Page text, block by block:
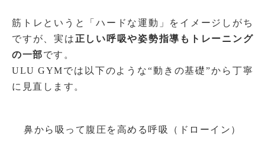
筋トレというと「ハードな運動」をイメージしがち
ですが、実は 正しい呼吸や姿勢指導もトレーニング
の一部です。
ULU GYMでは以下のような“動きの基礎”から丁寧
に見直します。
鼻から吸って腹圧を高める呼吸（ドローイン）